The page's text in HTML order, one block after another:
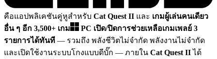
คือแอปพลิเคชันคู่หูสำหรับ Cat Quest II และ เกมผู้เล่นคนเดียว
อื่น ๆ อีก 3,500+ เกม
PC เปิด/ปิดการช่วยเหลือเกมเพลย์ 3
รายการได้ทันที — รวมถึง พลังชีวิตไม่จำกัด พลังงานไม่จำกัด
และเปิดใช้งานระบบโกงแบบดีบั๊ก — ภายใน Cat Quest IIได้